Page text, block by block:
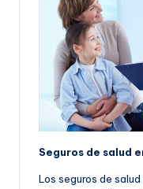
Seguros de salud
Los seguros de